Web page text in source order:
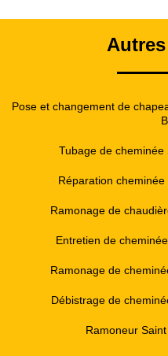
Pose et changement de
Tubage de
Réparation
Ramonage de
Entretien de
Ramonage de
Débistrage de
Ramoneur